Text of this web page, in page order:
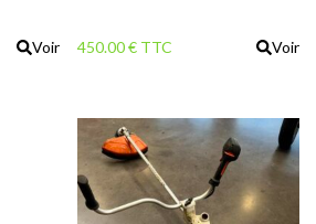
Voir 450.00 € TTC Voir